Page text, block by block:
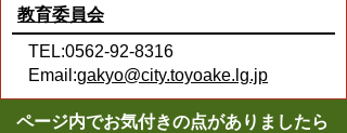
教育委員会
TEL:0562-92-8316
Email:gakyo@city.toyoake.lg.jp
ページ内でお気付きの点がありましたら